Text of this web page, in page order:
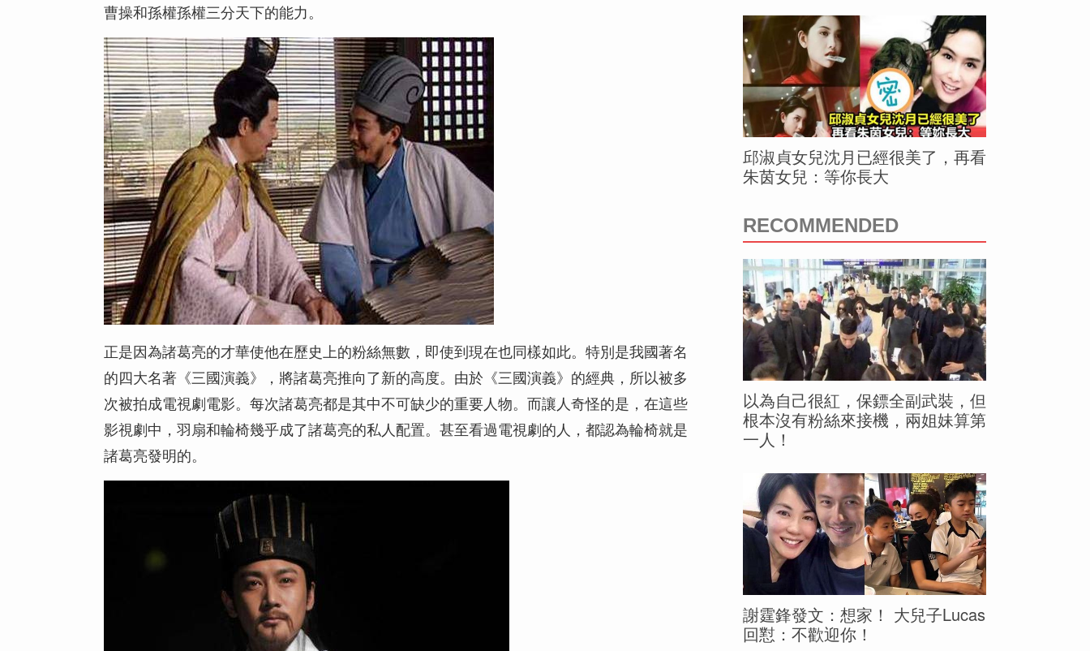
曹操和孫權孫權三分天下的能力。
正是因為諸葛亮的才華使他在歷史上的粉絲無數，即使到現在也同樣如此。特別是我國著名
的四大名著《三國演義》，將諸葛亮推向了新的高度。由於《三國演義》的經典，所以被多
次被拍成電視劇電影。每次諸葛亮都是其中不可缺少的重要人物。而讓人奇怪的是，在這些
影視劇中，羽扇和輪椅幾乎成了諸葛亮的私人配置。甚至看過電視劇的人，都認為輪椅就是
諸葛亮發明的。
邱淑貞女兒沈月已經很美了，再看
朱茵女兒：等你長大
RECOMMENDED
以為自己很紅，保鏢全副武裝，但
根本沒有粉絲來接機，兩姐妹算第
一人！
謝霆鋒發文：想家！ 大兒子Lucas
回懟：不歡迎你！